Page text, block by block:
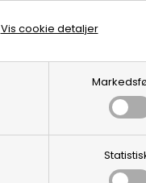
Vis cookie detaljer